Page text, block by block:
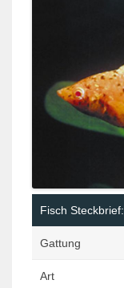
Fisch Steckbrief:
Gattung
Art